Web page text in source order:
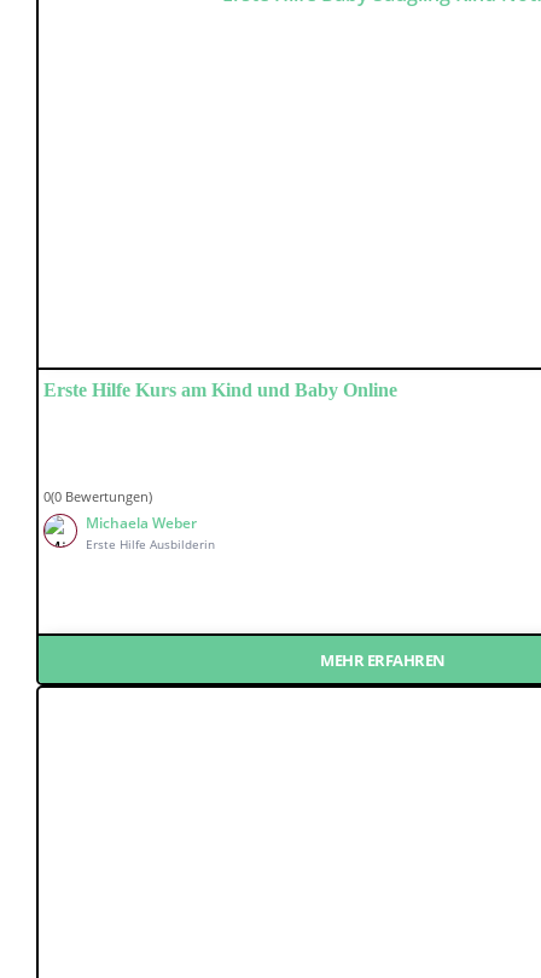
Erste Hilfe Kurs am Kind und Baby Online
0(0 Bewertungen)
Michaela Weber
Erste Hilfe Ausbilderin
MEHR ERFAHREN